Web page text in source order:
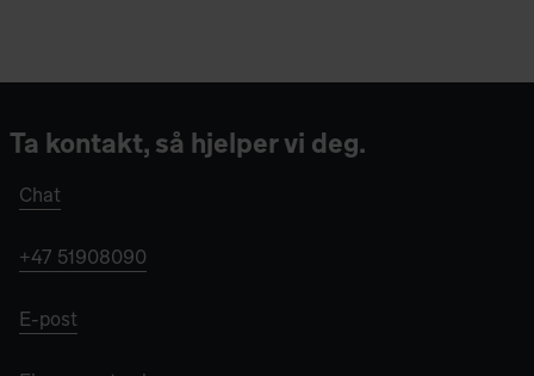
Ta kontakt, så hjelper vi deg.
Chat
+47 51908090
E-post